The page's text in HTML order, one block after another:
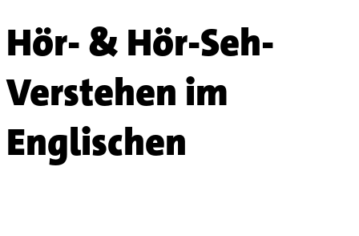
Hör- & Hör-Seh-
Verstehen im
Englischen